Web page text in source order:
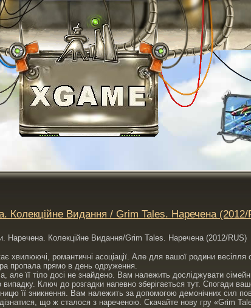
Колекційне Видання / Grim Tales. Наречена (2012/
хвилюючі, романтичні асоціації. Але для вашої родини весілля
пропала прямо в день одруження.
але її тіло досі не знайдено. Вам належить досліджувати
випадку. Ключ до розгадки напевно зберігається тут. Спогади
її зникнення. Вам належить за допомогою демонічних сил
дізнатися, що ж сталося з нареченою. Скачайте нову гру «Grim